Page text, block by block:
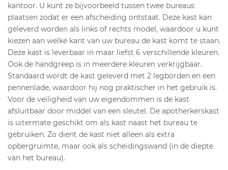
kantoor. U kunt ze bijvoorbeeld tussen twee bureaus
plaatsen zodat er een afscheiding ontstaat. Deze kast kan
geleverd worden als links of rechts model, waardoor u kunt
kiezen aan welke kant van uw bureau de kast komt te staan.
Deze kast is leverbaar in maar liefst 6 verschillende kleuren.
Ook de handgreep is in meerdere kleuren verkrijgbaar.
Standaard wordt de kast geleverd met 2 legborden en een
pennenlade, waardoor hij nog praktischer in het gebruik is.
Voor de veiligheid van uw eigendommen is de kast
afsluitbaar door middel van een sleutel. De apotherkerskast
is uitermate geschikt om als kast naast het bureau te
gebruiken. Zo dient de kast niet alleen als extra
opbergruimte, maar ook als scheidingswand (in de diepte
van het bureau).